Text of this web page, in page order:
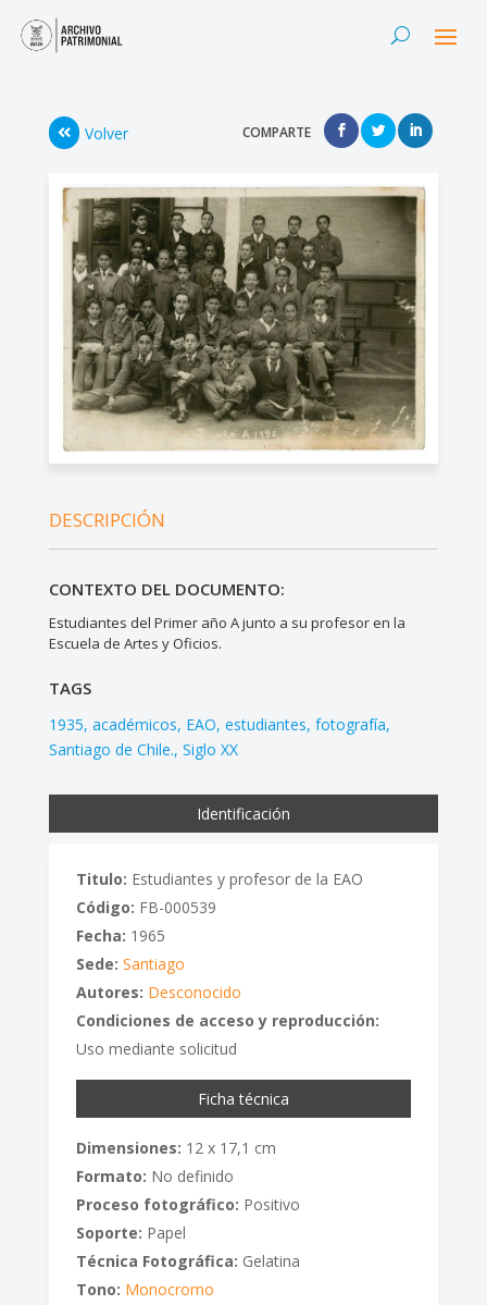
Volver COMPARTE
DESCRIPCIÓN
CONTEXTO DEL DOCUMENTO:
Estudiantes del Primer año A junto a su profesor en la
Escuela de Artes y Oficios.
TAGS
1935 académicos EAO estudiantes fotografía
Santiago de Chile. Siglo XX
Identificación
Titulo: Estudiantes y profesor de la EAO
Código: FB-000539
Fecha: 1965
Sede: Santiago
Autores: Desconocido
Condiciones de acceso y reproducción:
Uso mediante solicitud
Ficha técnica
Dimensiones: 12 x 17,1 cm
Formato: No definido
Proceso fotográfico: Positivo
Soporte: Papel
Técnica Fotográfica: Gelatina
Tono: Monocromo